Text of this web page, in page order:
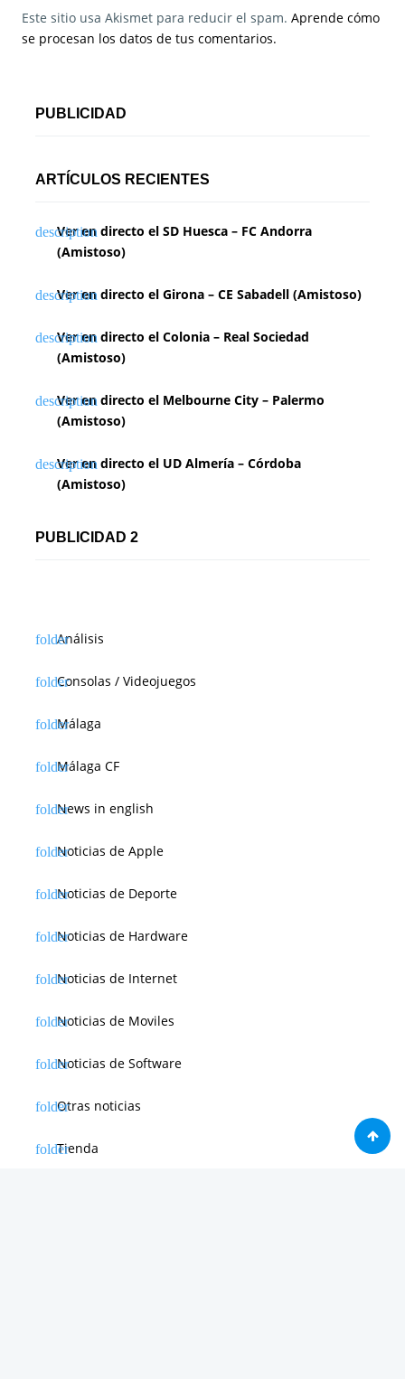
Este sitio usa Akismet para reducir el spam. Aprende cómo
se procesan los datos de tus comentarios.
PUBLICIDAD
ARTÍCULOS RECIENTES
Ver en directo el SD Huesca – FC Andorra
(Amistoso)
Ver en directo el Girona – CE Sabadell (Amistoso)
Ver en directo el Colonia – Real Sociedad
(Amistoso)
Ver en directo el Melbourne City – Palermo
(Amistoso)
Ver en directo el UD Almería – Córdoba
(Amistoso)
PUBLICIDAD 2
Análisis
Consolas / Videojuegos
Málaga
Málaga CF
News in english
Noticias de Apple
Noticias de Deporte
Noticias de Hardware
Noticias de Internet
Noticias de Moviles
Noticias de Software
Otras noticias
Tienda